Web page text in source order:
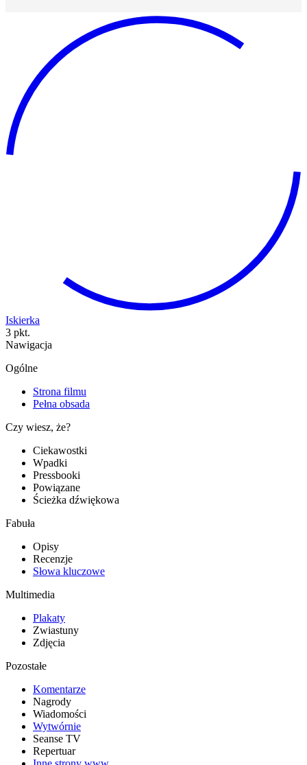
Iskierka
3 pkt.
Nawigacja
Ogólne
Strona filmu
Pełna obsada
Czy wiesz, że?
Ciekawostki
Wpadki
Pressbooki
Powiązane
Ścieżka dźwiękowa
Fabuła
Opisy
Recenzje
Słowa kluczowe
Multimedia
Plakaty
Zwiastuny
Zdjęcia
Pozostałe
Komentarze
Nagrody
Wiadomości
Wytwórnie
Seanse TV
Repertuar